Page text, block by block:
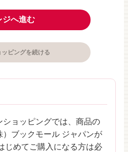
ッピングを続ける
ジへ進む
ショッピングでは、商品の
ブックモール ジャパンが
じめてご購入になる方は必